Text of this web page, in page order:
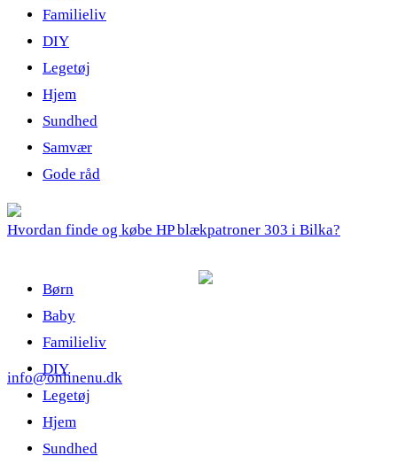
Familieliv
DIY
Legetøj
Hjem
Sundhed
Samvær
Gode råd
Hvordan finde og købe HP blækpatroner 303 i Bilka?
Børn
Baby
Familieliv
DIY
Legetøj
Hjem
Sundhed
info@onlinenu.dk